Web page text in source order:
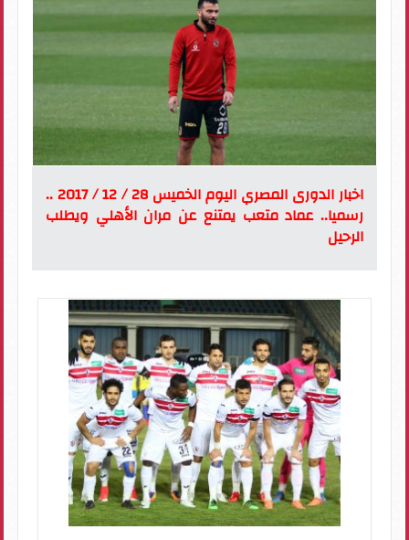
اخبار الدورى المصري اليوم الخميس 28 / 12 / 2017 ..
رسميا.. عماد متعب يمتنع عن مران الأهلي ويطلب
الرحيل